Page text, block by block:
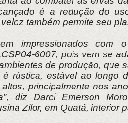
é a redução do
também permite seu
impressionados com
6007, pois vem se
de produção, que
é rústica, estável ao longo
principalmente nos
diz Darci Emerson
Zilor, em Quatá, interior